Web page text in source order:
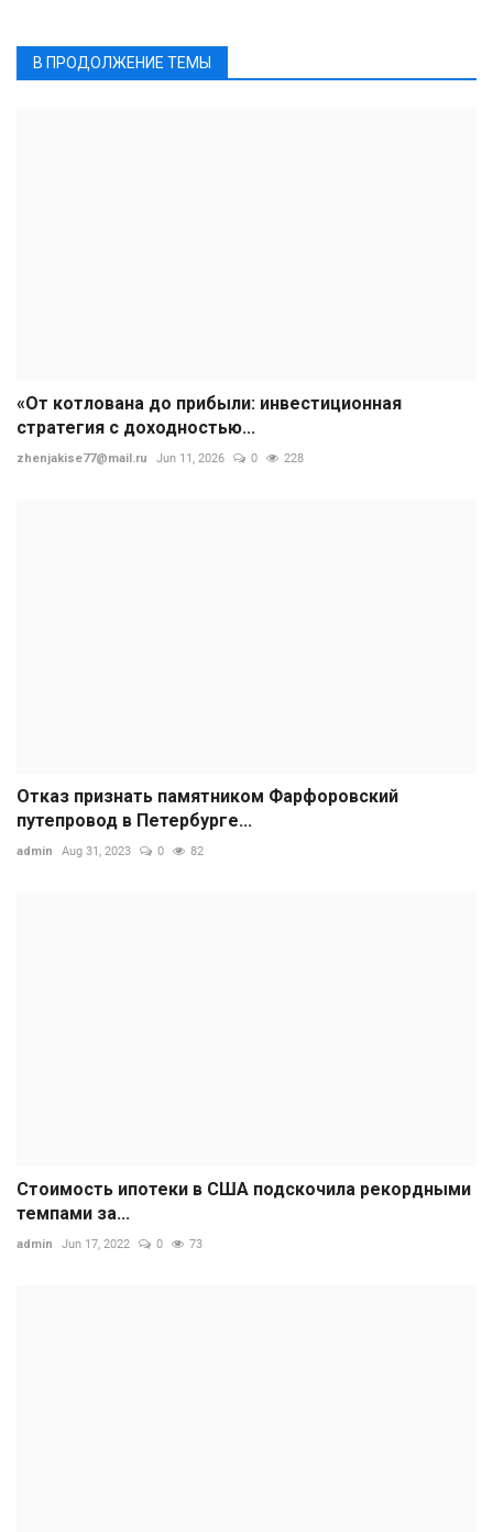
В ПРОДОЛЖЕНИЕ ТЕМЫ
«От котлована до прибыли: инвестиционная
стратегия с доходностью...
zhenjakise77@mail.ru Jun 11, 2026 0 228
Отказ признать памятником Фарфоровский
путепровод в Петербурге...
admin Aug 31, 2023 0 82
Стоимость ипотеки в США подскочила рекордными
темпами за...
admin Jun 17, 2022 0 73